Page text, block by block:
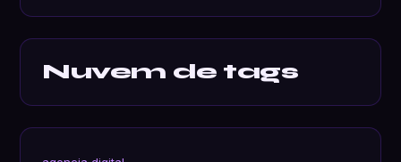
Nuvem de tags